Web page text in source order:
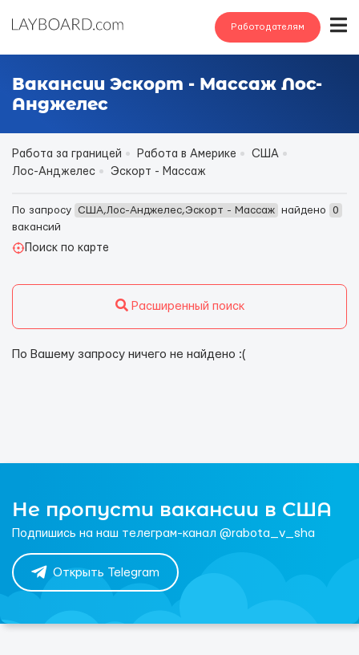
Работодателям
Вакансии Эскорт - Массаж Лос-
Анджелес
Работа за границей Работа в Америке
США
Лос-Анджелес
Эскорт - Массаж
По запросу США,Лос-Анджелес,Эскорт - Массаж найдено
0
вакансий
Поиск по карте
Расширенный поиск
По Вашему запросу ничего не найдено :(
Не пропусти вакансии в США
Подпишись на наш телеграм-канал @rabota_v_sha
Открыть Telegram